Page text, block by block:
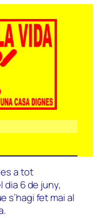
a tot
dia 6 de juny,
s’hagi fet mai al